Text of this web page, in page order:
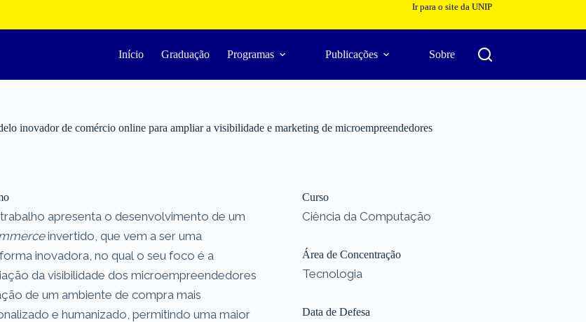
Ir para o site da UNIP
Início Graduação Programas Publicações Sobre
inovador de comércio online para ampliar a visibilidade e marketing de microempreendedores
apresenta o desenvolvimento de um
invertido, que vem a ser uma
inovadora, no qual o seu foco é a
da visibilidade dos microempreendedores
de um ambiente de compra mais
e humanizado, permitindo uma maior
Curso
Ciência da Computação
Área de Concentração
Tecnologia
Data de Defesa